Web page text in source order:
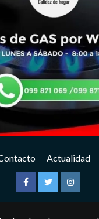
Actualidad
FacebookTwitter